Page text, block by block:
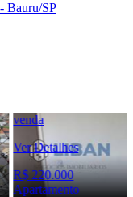
Bauru/SP
venda
Ver Detalhes
R$ 220.000
Apartamento